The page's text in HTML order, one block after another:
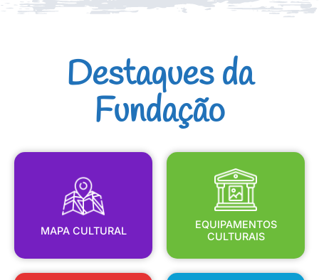
Destaques da
Fundação
MAPA CULTURAL
MAPA CULTURAL
EQUIPAMENTOS
CULTURAIS
EQUIPAMENTOS
CULTURAIS